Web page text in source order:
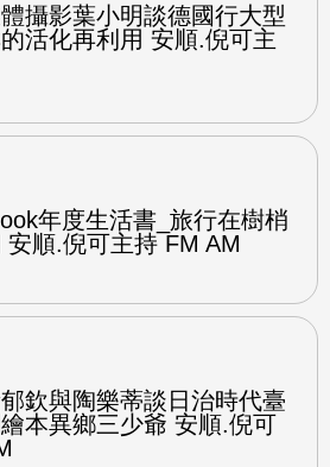
攝影葉小明談德國行大型
活化再利用 安順.倪可主
年度生活書_旅行在樹梢
安順.倪可主持 FM AM
欽與陶樂蒂談日治時代臺
本異鄉三少爺 安順.倪可